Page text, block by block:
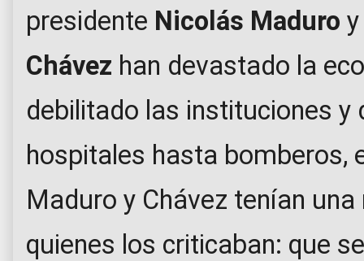
presidente Nicolás Maduro
Chávez han devastado la
debilitado las instituciones y
hospitales hasta bomberos,
Maduro y Chávez tenían
quienes los criticaban: que